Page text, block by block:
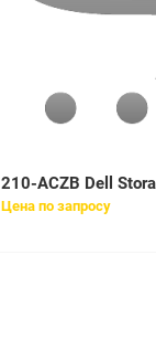
Цена по запросу